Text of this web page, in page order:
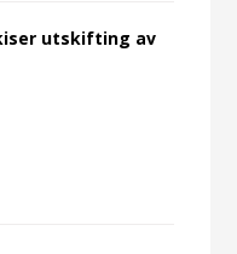
utskifting av